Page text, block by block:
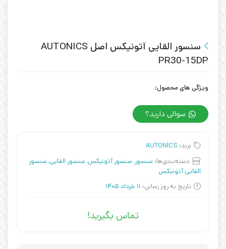
سنسور القایی آتونیکس اصل AUTONICS
PR30-15DP
ویژگی های محصول:
سوالی دارید؟
برند: AUTONICS
دسته‌بندی‌ها: سنسور, سنسور آتونیکس, سنسور القایی, سنسور
القایی آتونیکس
تاریخ به روز رسانی: 11 خرداد 1405
تماس بگیرید!